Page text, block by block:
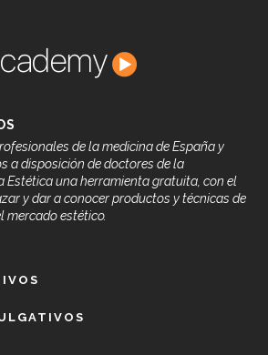
de la medicina de España y
a disposición de doctores de la
Estética una herramienta gratuita, con el
y dar a conocer productos y técnicas de
mercado estético.